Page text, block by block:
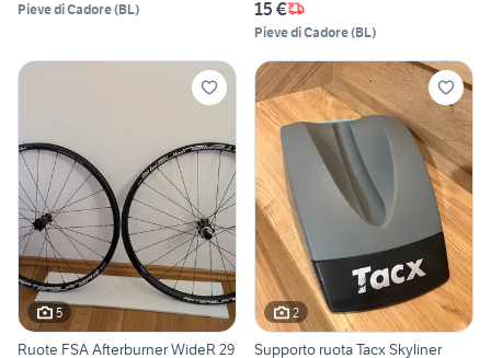
Pieve di Cadore(BL) 15 €
Pieve di Cadore(BL)
5
Ruote FSA Afterburner WideR 29
2
Supporto ruota Tacx Skyliner